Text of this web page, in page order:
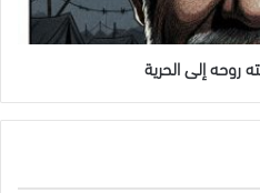
روحه إلى الحرية